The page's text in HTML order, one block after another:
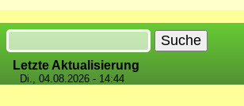
Suche
Letzte Aktualisierung
Di., 04.08.2026 - 14:44